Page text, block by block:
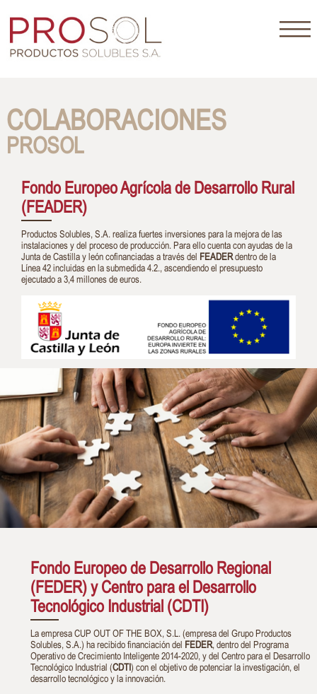
COLABORACIONES
PROSOL
Fondo Europeo Agrícola de Desarrollo Rural
(FEADER)
Productos Solubles, S.A. realiza fuertes inversiones para la mejora de las
instalaciones y del proceso de producción. Para ello cuenta con ayudas de la
Junta de Castilla y león cofinanciadas a través del FEADERdentro de la
Línea 42 incluidas en la submedida 4.2., ascendiendo el presupuesto
ejecutado a 3,4 millones de euros.
Fondo Europeo de Desarrollo Regional
(FEDER) y Centro para el Desarrollo
Tecnológico Industrial (CDTI)
La empresa CUP OUT OF THE BOX, S.L. (empresa del Grupo Productos
Solubles, S.A.) ha recibido financiación del FEDER, dentro del Programa
Operativo de Crecimiento Inteligente 2014-2020, y del Centro para el Desarrollo
Tecnológico Industrial (CDTI) con el objetivo de potenciar la investigación, el
desarrollo tecnológico y la innovación.